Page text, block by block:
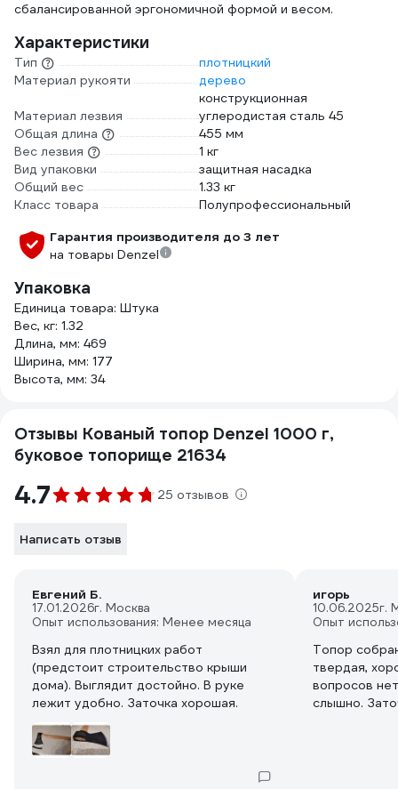
сбалансированной эргономичной формой и весом.
Характеристики
Тип
плотницкий
Материал рукояти
дерево
Материал лезвия
конструкционная
углеродистая сталь 45
Общая длина
455 мм
Вес лезвия
1 кг
Вид упаковки
защитная насадка
Общий вес
1.33 кг
Класс товара
Полупрофессиональный
Гарантия производителя до 3 лет
на товары Denzel
Упаковка
Единица товара: Штука
Вес, кг: 1.32
Длина, мм: 469
Ширина, мм: 177
Высота, мм: 34
Отзывы Кованый топор Denzel 1000 г,
буковое топорище 21634
4.7 25 отзывов
Написать отзыв
Евгений Б.
17.01.2026г. Москва
Опыт использования: Менее месяца
Взял для плотницких работ
(предстоит строительство крыши
дома). Выглядит достойно. В руке
лежит удобно. Заточка хорошая.
игорь
10.06.2025г.
Опыт
Топор
твердая,
вопросов
слышно. Заточка